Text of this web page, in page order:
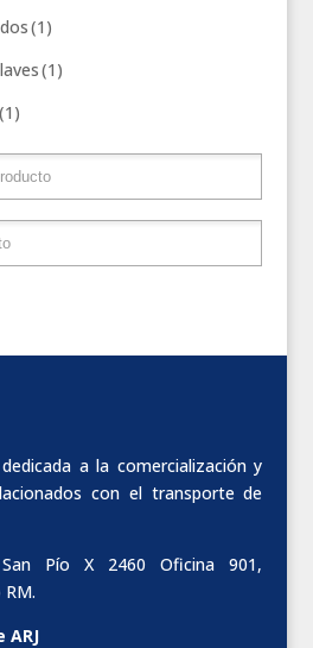
(1)
(1)
(1)
a la comercialización y
con el transporte de
Pío X 2460 Oficina 901,
ARJ